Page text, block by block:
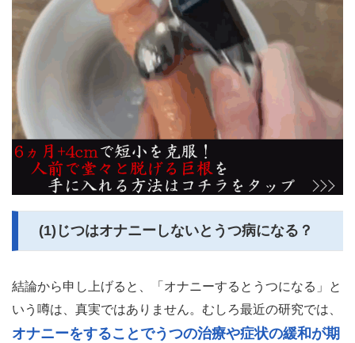
(1)じつはオナニーしないとうつ病になる？
結論から申し上げると、「オナニーするとうつになる」と
いう噂は、真実ではありません。むしろ最近の研究では、
オナニーをすることでうつの治療や症状の緩和が期